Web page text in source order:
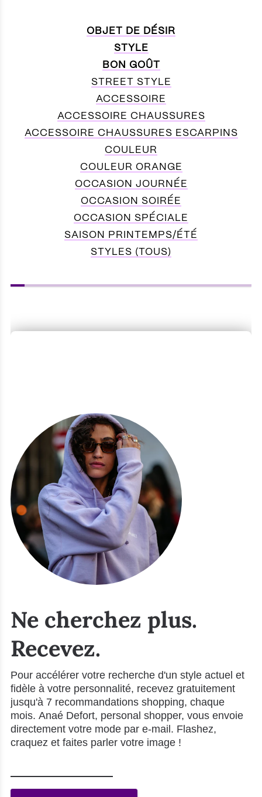
OBJET DE DÉSIR
STYLE
BON GOÛT
STREET STYLE
ACCESSOIRE
ACCESSOIRE CHAUSSURES
ACCESSOIRE CHAUSSURES ESCARPINS
COULEUR
COULEUR ORANGE
OCCASION JOURNÉE
OCCASION SOIRÉE
OCCASION SPÉCIALE
SAISON PRINTEMPS/ÉTÉ
STYLES (TOUS)